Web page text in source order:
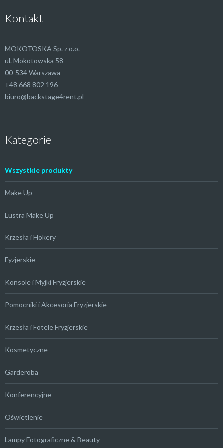
Kontakt
MOKOTOSKA Sp. z o.o.
ul. Mokotowska 58
00-534 Warszawa
+48 668 802 196
biuro@backstage4rent.pl
Kategorie
Wszystkie produkty
Make Up
Lustra Make Up
Krzesła i Hokery
Fyzjerskie
Konsole i Myjki Fryzjerskie
Pomocniki i Akcesoria Fryzjerskie
Krzesła i Fotele Fryzjerskie
Kosmetyczne
Garderoba
Konferencyjne
Oświetlenie
Lampy Fotograficzne & Beauty